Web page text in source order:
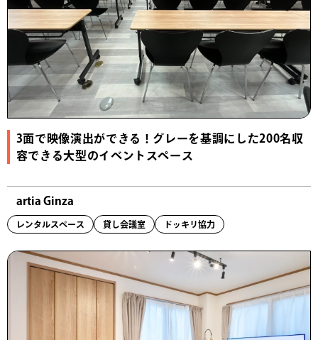
3面で映像演出ができる！グレーを基調にした200名収
容できる大型のイベントスペース
artia Ginza
レンタルスペース 貸し会議室 ドッキリ協力